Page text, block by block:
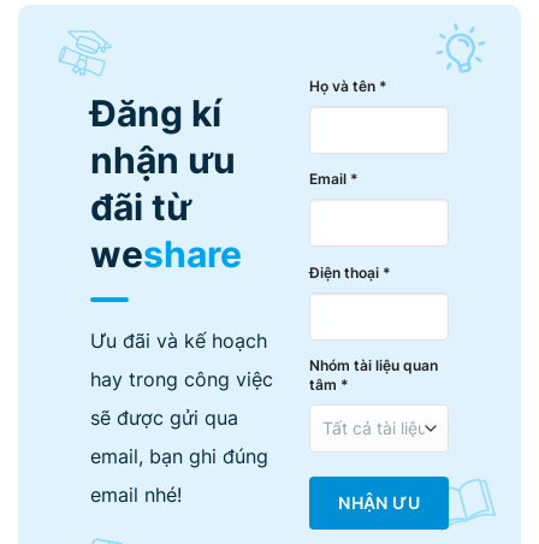
Đăng kí
nhận ưu
đãi từ
weshare
Ưu đãi và kế hoạch
hay trong công việc
sẽ được gửi qua
email, bạn ghi đúng
email nhé!
Họ và tên *
Email *
Điện thoại *
Nhóm tài liệu quan
tâm *
NHẬN ƯU